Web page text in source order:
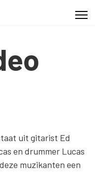
uit gitarist Ed
en drummer Lucas
muzikanten een